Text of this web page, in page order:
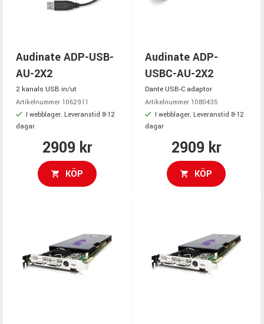
Audinate ADP-USB-
AU-2X2
2 kanals USB in/ut
Artikelnummer 1062911
I webblager. Leveranstid 8-12
dagar
2909 kr
KÖP
Audinate ADP-
USBC-AU-2X2
Dante USB-C adaptor
Artikelnummer 1080435
I webblager. Leveranstid 8-12
dagar
2909 kr
KÖP